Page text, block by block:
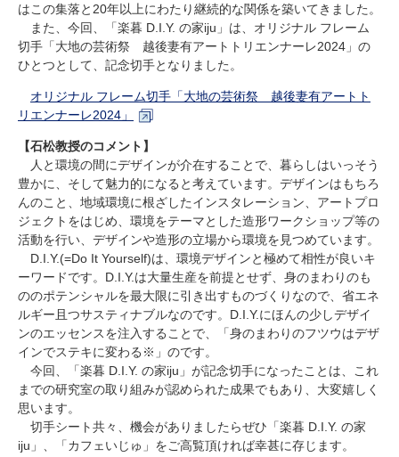
はこの集落と 20年以上にわたり継続的な関係を築いてきました。
また、今回、「楽暮 D.I.Y. の家iju 」は、オリジナル フレーム
切手「大地の芸術祭 越後妻有アートトリエンナーレ2024 」の
ひとつとして、記念切手となりました。
オリジナル フレーム切手「大地の芸術祭 越後妻有アートト
リエンナーレ2024」
【石松教授のコメント】
人と環境の間にデザインが介在することで、暮らしはいっそう
豊かに、そして魅力的になると考えています。デザインはもちろ
んのこと、地域環境に根ざしたインスタレーション、アートプロ
ジェクトをはじめ、環境をテーマとした造形ワークショップ等の
活動を行い、デザインや造形の立場から環境を見つめています。
D.I.Y.(=Do It Yourself)は、環境デザインと極めて相性が良いキ
ーワードです。 D.I.Y.は大量生産を前提とせず、身のまわりのも
ののポテンシャルを最大限に引き出すものづくりなので、省エネ
ルギー且つサスティナブルなのです。 D.I.Y.にほんの少しデザイ
ンのエッセンスを注入することで、「身のまわりのフツウはデザ
インでステキに変わる※」のです。
今回、「楽暮 D.I.Y. の家iju 」が記念切手になったことは、これ
までの研究室の取り組みが認められた成果でもあり、大変嬉しく
思います。
切手シート共々、機会がありましたらぜひ「楽暮 D.I.Y. の家
iju 」、「カフェいじゅ」をご高覧頂ければ幸甚に存じます。